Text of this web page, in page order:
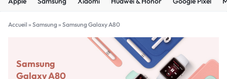
Accueil » Samsung » Samsung Galaxy A80
Samsung
Galaxy A80